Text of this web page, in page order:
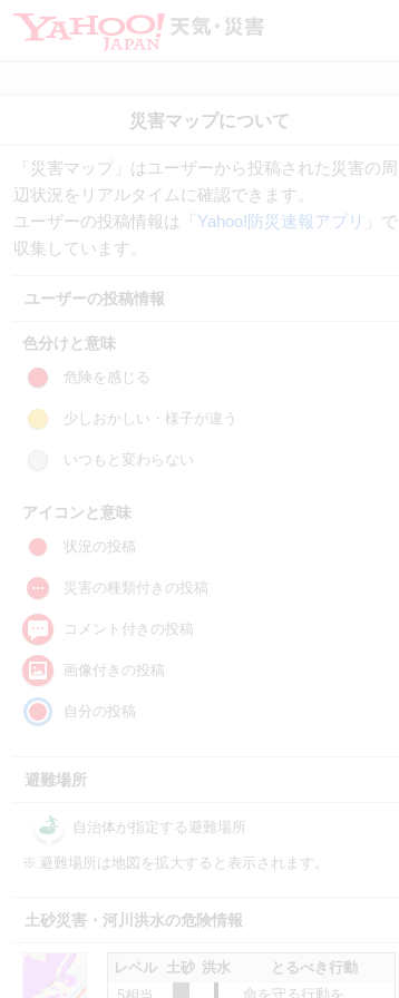
「災害マップ」はユーザーから投稿された災害の周
辺状況をリアルタイムに確認できます。
ユーザーの投稿情報は「 Yahoo!防災速報アプリ
」で
収集しています。
ユーザーの投稿情報
色分けと意味
危険を感じる
少しおかしい・様子が違う
いつもと変わらない
アイコンと意味
状況の投稿
災害の種類付きの投稿
コメント付きの投稿
画像付きの投稿
自分の投稿
避難場所
自治体が指定する避難場所
※ 避難場所は地図を拡大すると表示されます。
土砂災害・河川洪水の危険情報
レベル 土砂 洪水
とるべき行動
命を守る行動を